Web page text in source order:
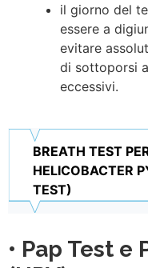
il giorno del
essere a
evitare
di sottoporsi
eccessivi.
BREATH TEST
HELICOBACTER
TEST)
• Pap Test